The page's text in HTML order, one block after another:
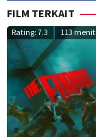
FILM TERKAIT
Rating: 7.3 113 menit